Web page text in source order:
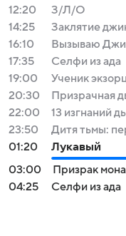
12:20
З/Л/О
14:25
Заклятие
16:10
Вызываю
17:35
Селфи из ада
19:00
Ученик
20:30
Призрачная
22:00
13 изгнаний
23:50
Дитя тьмы:
01:20
Лукавый
03:00
Призрак
04:25
Селфи из ада